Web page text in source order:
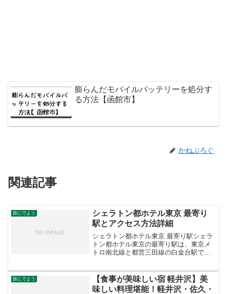
膨らんだモバイルバッテリーを処分す
る方法【函館市】
かねぶろぐ
関連記事
旅にでよう
シェラトン都ホテル東京 最寄り
駅とアクセス方法詳細
シェラトン都ホテル東京 最寄り駅シェラ
トン都ホテル東京の最寄り駅は、東京メ
トロ南北線と都営三田線の白金台駅で、
台駅からは徒歩約15分でアクセス可能で
す。JR目黒駅か...
旅にでよう
【食事が美味しい宿 軽井沢】美
味しい料理堪能！軽井沢・佐久・